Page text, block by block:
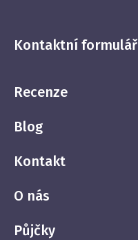
Kontaktní formulář
Recenze
Blog
Kontakt
O nás
Půjčky